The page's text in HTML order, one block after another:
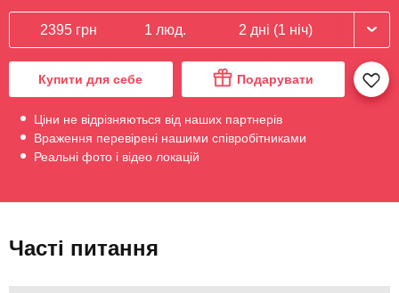
2395 грн 1 люд. 2 дні (1 ніч)
Купити для себе Подарувати
Ціни не відрізняються від наших партнерів
Враження перевірені нашими співробітниками
Реальні фото і відео локацій
Часті питання